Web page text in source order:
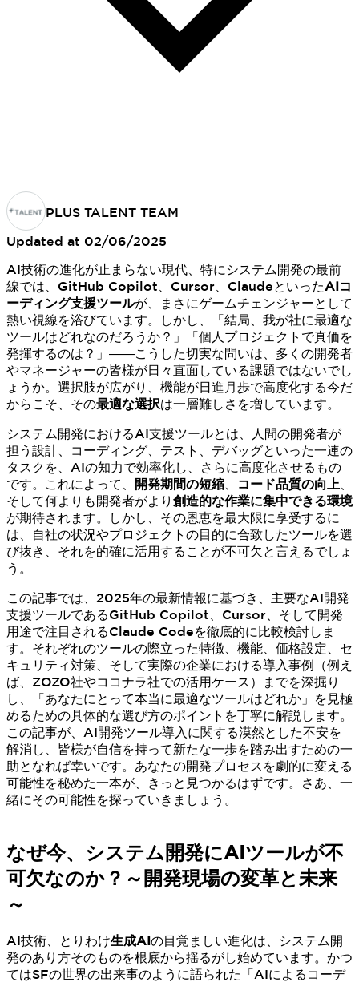
PLUS TALENT TEAM
Updated at 02/06/2025
AI技術の進化が止まらない現代、特にシステム開発の最前
線では、GitHub Copilot、Cursor、ClaudeといったAIコ
ーディング支援ツールが、まさにゲームチェンジャーとして
熱い視線を浴びています。しかし、「結局、我が社に最適な
ツールはどれなのだろうか？」「個人プロジェクトで真価を
発揮するのは？」――こうした切実な問いは、多くの開発者
やマネージャーの皆様が日々直面している課題ではないでし
ょうか。選択肢が広がり、機能が日進月歩で高度化する今だ
からこそ、その最適な選択は一層難しさを増しています。
システム開発におけるAI支援ツールとは、人間の開発者が
担う設計、コーディング、テスト、デバッグといった一連の
タスクを、AIの知力で効率化し、さらに高度化させるもの
です。これによって、
開発期間の短縮 コード品質の向上
そして何よりも開発者がより 創造的な作業に集中できる環境
が期待されます。しかし、その恩恵を最大限に享受するに
は、自社の状況やプロジェクトの目的に合致したツールを選
び抜き、それを的確に活用することが不可欠と言えるでしょ
う。
この記事では、2025年の最新情報に基づき、主要なAI開発
支援ツールであるGitHub Copilot、Cursor、そして開発
用途で注目されるClaude Codeを徹底的に比較検討しま
す。それぞれのツールの際立った特徴、機能、価格設定、セ
キュリティ対策、そして実際の企業における導入事例（例え
ば、ZOZO社やココナラ社での活用ケース）までを深掘り
し、「あなたにとって本当に最適なツールはどれか」を見極
めるための具体的な選び方のポイントを丁寧に解説します。
この記事が、AI開発ツール導入に関する漠然とした不安を
解消し、皆様が自信を持って新たな一歩を踏み出すための一
助となれば幸いです。あなたの開発プロセスを劇的に変える
可能性を秘めた一本が、きっと見つかるはずです。さあ、一
緒にその可能性を探っていきましょう。
なぜ今、システム開発にAIツールが不
可欠なのか？～開発現場の変革と未来
～
AI技術、とりわけ生成AIの目覚ましい進化は、システム開
発のあり方そのものを根底から揺るがし始めています。かつ
てはSFの世界の出来事のように語られた「AIによるコーデ